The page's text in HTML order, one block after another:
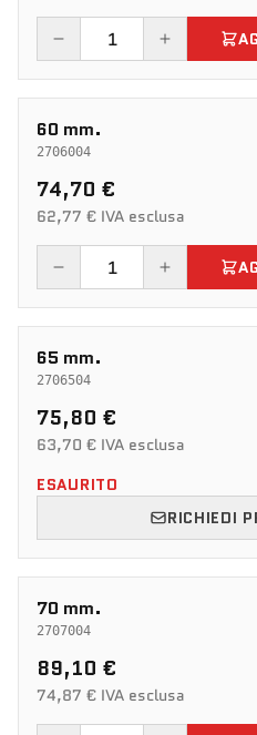
60 mm.
2706004
74,70 €
62,77 € IVA esclusa
65 mm.
2706504
75,80 €
63,70 € IVA esclusa
ESAURITO
RICHIEDI
70 mm.
2707004
89,10 €
74,87 € IVA esclusa